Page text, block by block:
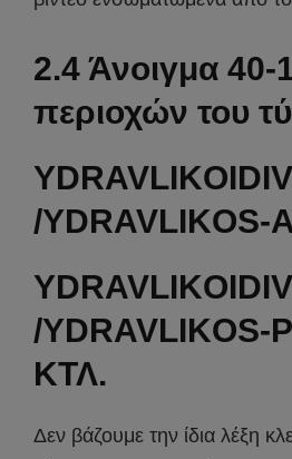
2.4 Άνοιγμα 40-
περιοχών του
/YDRAVLIKOS-
/YDRAVLIKOS-
ΚΤΛ.
Δεν βάζουμε την ίδια λέξη